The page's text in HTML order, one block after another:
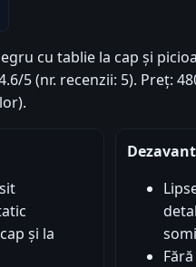
cu tablie la cap și
5 (nr. recenzii: 5). Preț:
și la